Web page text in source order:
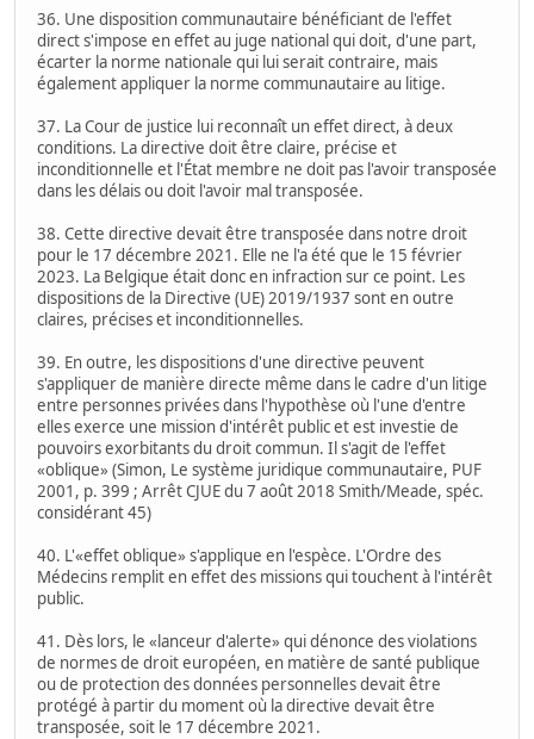
36. Une disposition communautaire bénéficiant de l'effet
direct s'impose en effet au juge national qui doit, d'une part,
écarter la norme nationale qui lui serait contraire, mais
également appliquer la norme communautaire au litige.
37. La Cour de justice lui reconnaît un effet direct, à deux
conditions. La directive doit être claire, précise et
inconditionnelle et l'État membre ne doit pas l'avoir transposée
dans les délais ou doit l'avoir mal transposée.
38. Cette directive devait être transposée dans notre droit
pour le 17 décembre 2021. Elle ne l'a été que le 15 février
2023. La Belgique était donc en infraction sur ce point. Les
dispositions de la Directive (UE) 2019/1937 sont en outre
claires, précises et inconditionnelles.
39. En outre, les dispositions d'une directive peuvent
s'appliquer de manière directe même dans le cadre d'un litige
entre personnes privées dans l'hypothèse où l'une d'entre
elles exerce une mission d'intérêt public et est investie de
pouvoirs exorbitants du droit commun. Il s'agit de l'effet
«oblique» (Simon, Le système juridique communautaire, PUF
2001, p. 399 ; Arrêt CJUE du 7 août 2018 Smith/Meade, spéc.
considérant 45)
40. L'«effet oblique» s'applique en l'espèce. L'Ordre des
Médecins remplit en effet des missions qui touchent à l'intérêt
public.
41. Dès lors, le «lanceur d'alerte» qui dénonce des violations
de normes de droit européen, en matière de santé publique
ou de protection des données personnelles devait être
protégé à partir du moment où la directive devait être
transposée, soit le 17 décembre 2021.